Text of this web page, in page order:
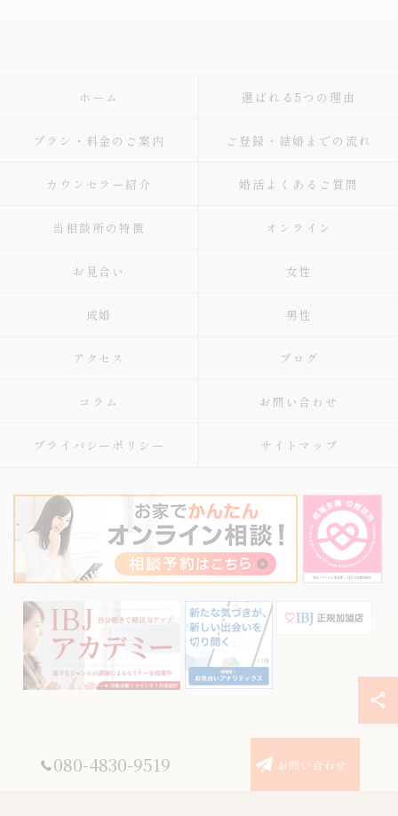
080-4830-9519 お問い合わせ
ホーム 選ばれる5つの理由
プラン・料金のご案内 ご登録・結婚までの流れ
カウンセラー紹介 婚活よくあるご質問
当相談所の特徴 オンライン
お見合い 女性
成婚 男性
アクセス ブログ
コラム お問い合わせ
プライバシーポリシー サイトマップ
RIGHTS RESERVED.